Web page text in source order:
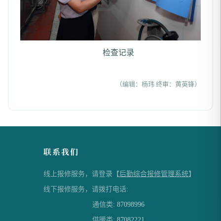
检查记录
（编辑：杨玮 终审：黄英锋）
联系我们
线上报修服务，请登录【后勤综合报修管理系统】
线下报修服务，请拨打电话:
通信类:87098996